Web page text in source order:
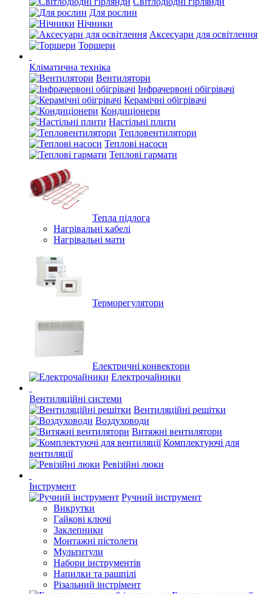
Для рослин
Нічники
Аксесуари для освітлення
Торшери
Кліматична техніка
Вентилятори
Інфрачервоні обігрівачі
Керамічні обігрівачі
Кондиціонери
Настільні плити
Тепловентилятори
Теплові насоси
Теплові гармати
Тепла підлога
Нагрівальні кабелі
Нагрівальні мати
Терморегулятори
Електричні конвектори
Електрочайники
Вентиляційні системи
Вентиляційні решітки
Воздуховоди
Витяжні вентилятори
Комплектуючі для
вентиляції
Ревізійні люки
Інструмент
Ручний інструмент
Викрутки
Гайкові ключі
Заклепники
Монтажні пістолети
Мультитули
Набори інструментів
Напилки та рашпілі
Різальний інстрімент